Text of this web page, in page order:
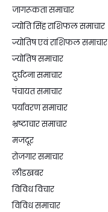
जागरूकता समाचार
ज्योति सिंह राशिफल समाचार
ज्योतिष एवं राशिफल समाचार
ज्योतिष समाचार
दुर्घटना समाचार
पंचायत समाचार
पर्यावरण समाचार
भ्रष्टाचार समाचार
मजदूर
रोजगार समाचार
लीडखबर
विविध विचार
विविध समाचार